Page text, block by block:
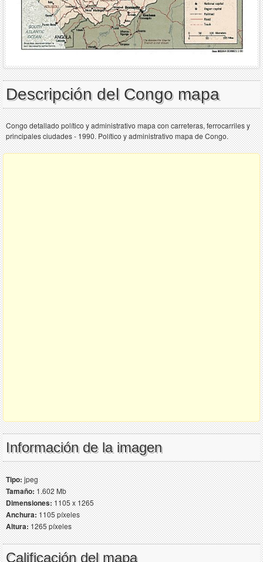
Descripción del Congo mapa
Congo detallado político y administrativo mapa con carreteras, ferrocarriles y
principales ciudades - 1990. Político y administrativo mapa de Congo.
Información de la imagen
Tipo:jpeg
Tamaño:1.602 Mb
Dimensiones:1105 x 1265
Anchura:1105 píxeles
Altura:1265 píxeles
Calificación del mapa